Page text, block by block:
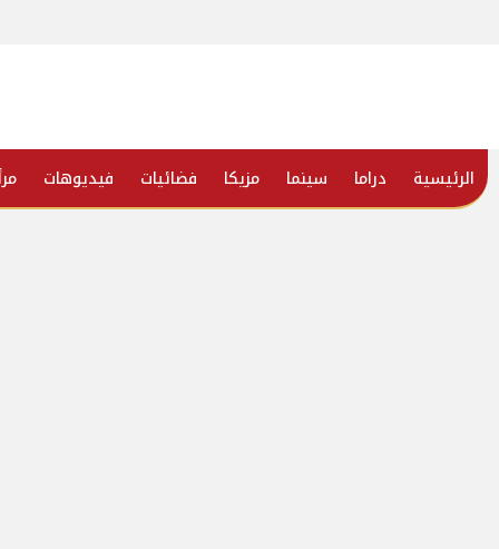
الرئيسية دراما سينما مزيكا فضائيات فيديوهات